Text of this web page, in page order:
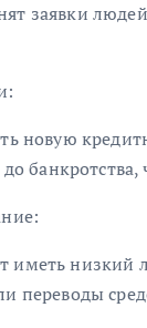
заявки
новую
низкий
переводы